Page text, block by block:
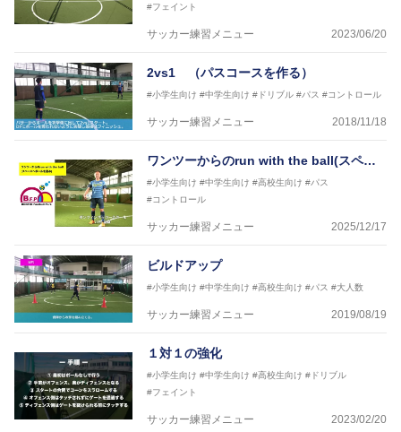
#フェイント
サッカー練習メニュー 2023/06/20
2vs1 （パスコースを作る）
#小学生向け #中学生向け #ドリブル #パス #コントロール
サッカー練習メニュー 2018/11/18
ワンツーからのrun with the ball(スペ…
#小学生向け #中学生向け #高校生向け #パス
#コントロール
サッカー練習メニュー 2025/12/17
ビルドアップ
#小学生向け #中学生向け #高校生向け #パス #大人数
サッカー練習メニュー 2019/08/19
１対１の強化
#小学生向け #中学生向け #高校生向け #ドリブル
#フェイント
サッカー練習メニュー 2023/02/20